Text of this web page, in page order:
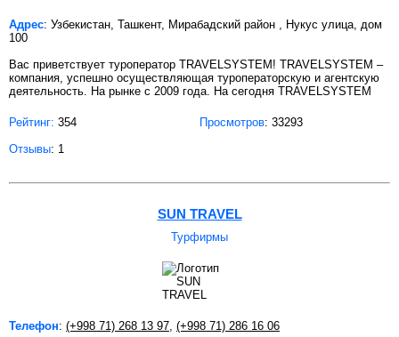
Адрес: Узбекистан, Ташкент, Мирабадский район , Нукус улица, дом
100
Вас приветствует туроператор TRAVELSYSTEM! TRAVELSYSTEM –
компания, успешно осуществляющая туроператорскую и агентскую
деятельность. На рынке с 2009 года. На сегодня TRAVELSYSTEM
Рейтинг: 354 Просмотров: 33293
Отзывы: 1
SUN TRAVEL
Турфирмы
Телефон: (+998 71) 268 13 97 (+998 71) 286 16 06